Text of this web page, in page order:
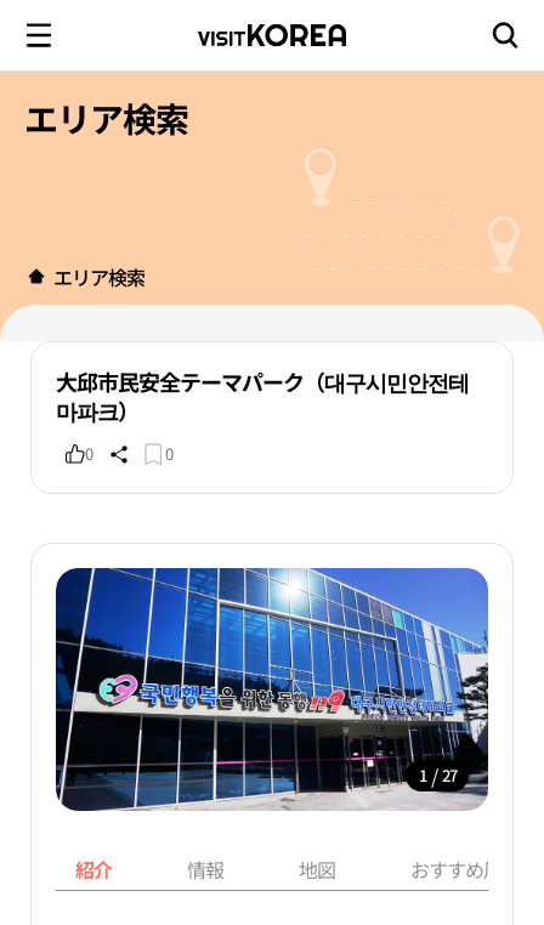
エリア検索
エリア検索
大邱市民安全テーマパーク（대구시민안전테
마파크）
0 0
1 / 27
紹介 情報 地図 おすすめ周辺